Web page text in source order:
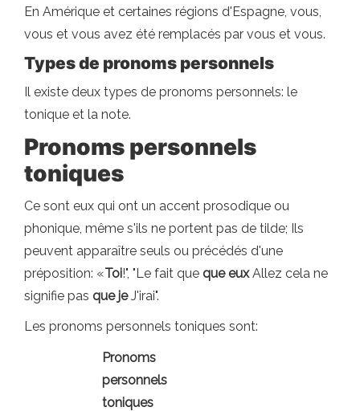
En Amérique et certaines régions d'Espagne, vous,
vous et vous avez été remplacés par vous et vous.
Types de pronoms personnels
Il existe deux types de pronoms personnels: le
tonique et la note.
Pronoms personnels
toniques
Ce sont eux qui ont un accent prosodique ou
phonique, même s'ils ne portent pas de tilde; Ils
peuvent apparaître seuls ou précédés d'une
préposition: «Toi!", "Le fait que que euxAllez cela ne
signifie pas que jeJ'irai".
Les pronoms personnels toniques sont:
Pronoms
personnels
toniques